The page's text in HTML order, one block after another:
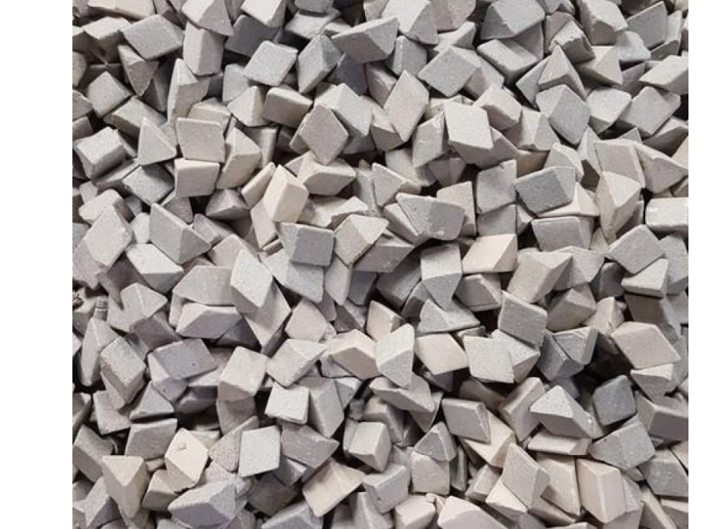
Abrasivos para Polimento de
Polimento de
Polimento de Metais
Polimento de Metal
Polimento de Utensílios
Polir
Polimento de Metais
Polimento de
Polimento de Peças de Metal
Polimento em Peças de Metal por
Polimento para Peças de Alumínio
Polimento para Peças
Revestimento de
Revestimento de Máquina de
Revestimento em
Revestimento
Revestimento para
Revestimento para
Revestimento